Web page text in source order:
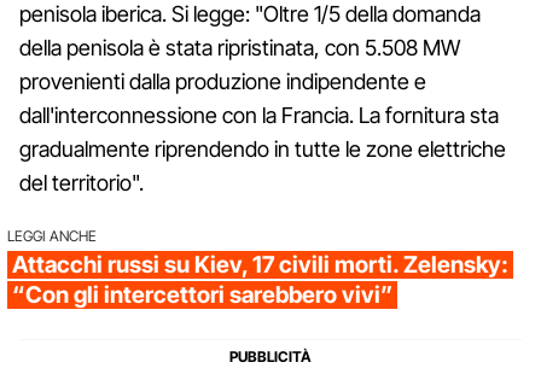
penisola iberica. Si legge: "Oltre 1/5 della domanda
della penisola è stata ripristinata, con 5.508 MW
provenienti dalla produzione indipendente e
dall'interconnessione con la Francia. La fornitura sta
gradualmente riprendendo in tutte le zone elettriche
del territorio".
LEGGI ANCHE
Attacchi russi su Kiev, 17 civili morti. Zelensky:
“Con gli intercettori sarebbero vivi”